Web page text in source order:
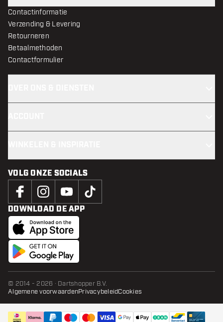
Contactinformatie
Verzending & Levering
Retourneren
Betaalmethoden
Contactformulier
VOLG ONZE SOCIALS
DOWNLOAD DE APP
© 2014 - 2026 · Dartshopper B.V.
Algemene voorwaardenPrivacybeleidCookies